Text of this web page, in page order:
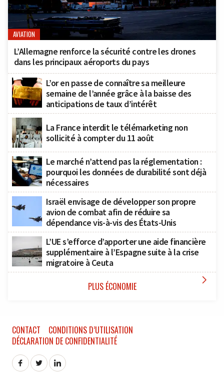
AVIATION
L’Allemagne renforce la sécurité contre les drones
dans les principaux aéroports du pays
L’or en passe de connaître sa meilleure
semaine de l’année grâce à la baisse des
anticipations de taux d’intérêt
La France interdit le télémarketing non
sollicité à compter du 11 août
Le marché n’attend pas la réglementation :
pourquoi les données de durabilité sont déjà
nécessaires
Israël envisage de développer son propre
avion de combat afin de réduire sa
dépendance vis-à-vis des États-Unis
L’UE s’efforce d’apporter une aide financière
supplémentaire à l’Espagne suite à la crise
migratoire à Ceuta
PLUS ÉCONOMIE 
CONTACT
CONDITIONS D’UTILISATION
DÉCLARATION DE CONFIDENTIALITÉ